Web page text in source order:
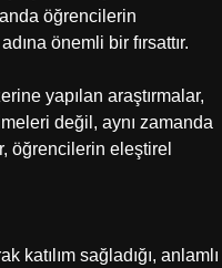
öğrencilerin
önemli bir fırsattır.
yapılan araştırmalar,
değil, aynı zamanda
öğrencilerin eleştirel
sağladığı, anlamlı